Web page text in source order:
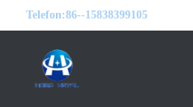
Telefon:86--15838399105